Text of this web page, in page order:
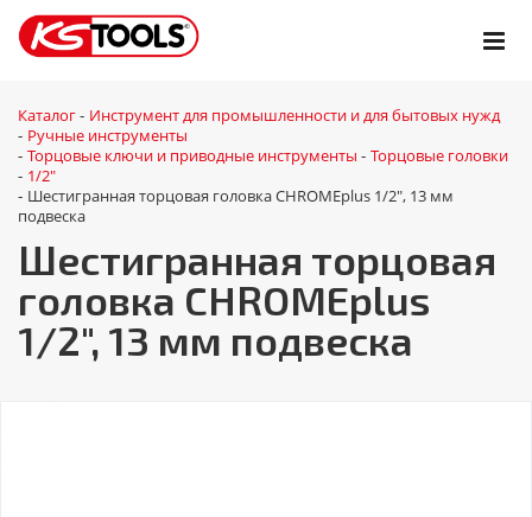
Каталог - Инструмент для промышленности и для бытовых нужд
- Ручные инструменты
- Торцовые ключи и приводные инструменты - Торцовые головки
- 1/2"
- Шестигранная торцовая головка CHROMEplus 1/2", 13 мм
подвеска
Шестигранная торцовая
головка CHROMEplus
1/2", 13 мм подвеска